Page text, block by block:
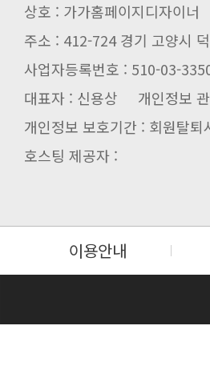
자의 확인을 구
상호 : 가가홈페이지디자이너
주소 : 412-724 경기 고양시
사업자등록번호 : 510-03-
대표자 : 신용상 개인정보 관
개인정보 보호기간 : 회원탈퇴
호스팅 제공자 :
이용안내